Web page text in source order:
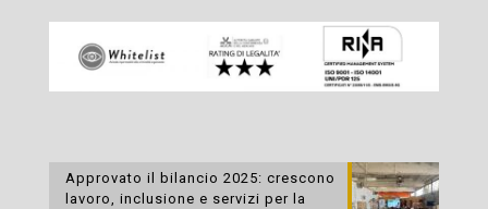
Approvato il bilancio 2025: crescono
lavoro, inclusione e servizi per la